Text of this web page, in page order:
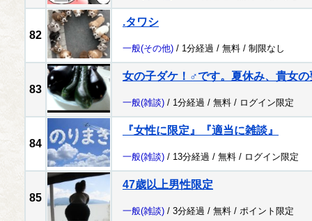
82
.タワシ
一般(その他) / 1分経過 / 無料 / 制限なし
83
女の子ダケ！♂です。夏休み、貴女
一般(雑談) / 1分経過 / 無料 / ログイン限定
84
『女性に限定』『適当に雑談』
一般(雑談) / 13分経過 / 無料 / ログイン限定
85
47歳以上男性限定
一般(雑談) / 3分経過 / 無料 / ポイント限定